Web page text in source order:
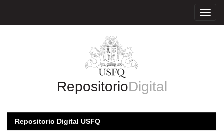
RepositorioDigital
Repositorio Digital USFQ